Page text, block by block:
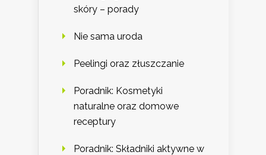
skóry – porady
Nie sama uroda
Peelingi oraz złuszczanie
Poradnik: Kosmetyki
naturalne oraz domowe
receptury
Poradnik: Składniki aktywne w